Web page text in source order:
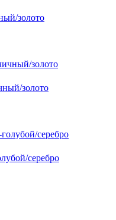
золото
золото
серебро